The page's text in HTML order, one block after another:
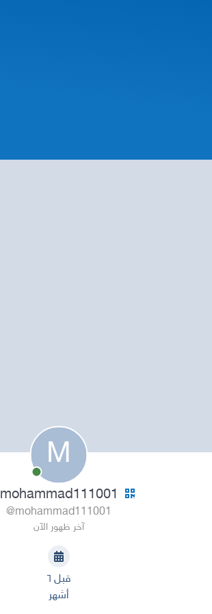
M
mohammad111001
@mohammad111001
آخر ظهور الآن
قبل ٦
أشهر